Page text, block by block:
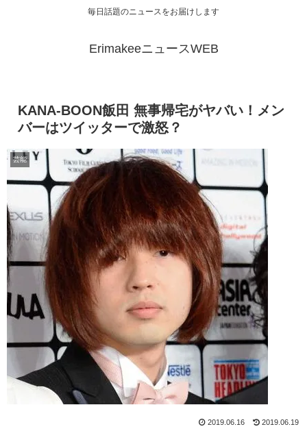
毎日話題のニュースをお届けします
ErimakeeニュースWEB
KANA-BOON飯田 無事帰宅がヤバい！メン
バーはツイッターで激怒？
芸能
2019.06.16 2019.06.19